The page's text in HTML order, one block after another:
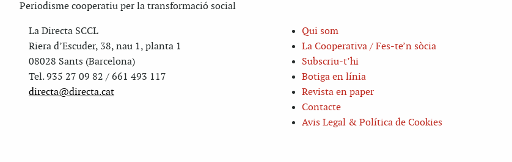
Periodisme cooperatiu per la transformació social
La Directa SCCL
Riera d’Escuder, 38, nau 1, planta 1
08028 Sants (Barcelona)
Tel. 935 27 09 82 / 661 493 117
directa@directa.cat
Qui som
La Cooperativa / Fes-te’n sòcia
Subscriu-t’hi
Botiga en línia
Revista en paper
Contacte
Avis Legal & Política de Cookies